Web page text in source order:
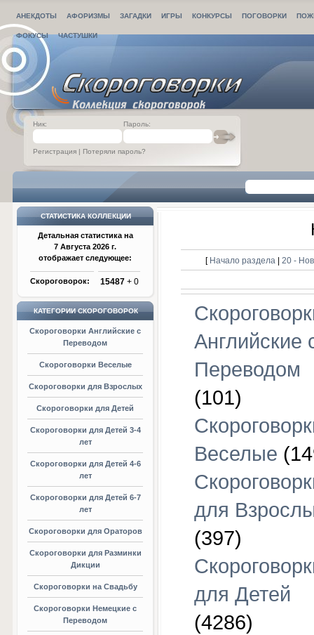
АНЕКДОТЫ АФОРИЗМЫ ЗАГАДКИ ИГРЫ КОНКУРСЫ ПОГОВОРКИ
ФОКУСЫ ЧАСТУШКИ
Ник: Пароль:
Регистрация | Потеряли пароль?
СТАТИСТИКА КОЛЛЕКЦИИ
Детальная статистика на
7 Августа 2026 г.
отображает следующее:
Скороговорок: 15487 + 0
КАТЕГОРИИ СКОРОГОВОРОК
Скороговорки Английские с
Переводом
Скороговорки Веселые
Скороговорки для Взрослых
Скороговорки для Детей
Скороговорки для Детей 3-4
лет
Скороговорки для Детей 4-6
лет
Скороговорки для Детей 6-7
лет
Скороговорки для Ораторов
Скороговорки для Разминки
Дикции
Скороговорки на Свадьбу
Скороговорки Немецкие с
Переводом
[ Начало раздела | 20 -
Английские
Переводом
(101)
Веселые
для
(397)
для Детей
(4286)